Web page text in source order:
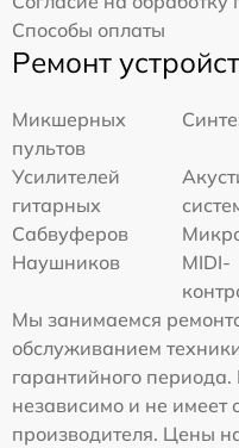
Способы оплаты
Ремонт
Микшерных
пультов
Усилителей
гитарных
Сабвуферов
Наушников
MIDI-
Мы занимаемся
обслуживанием
гарантийного
независимо и не имеет
производителя. Цены